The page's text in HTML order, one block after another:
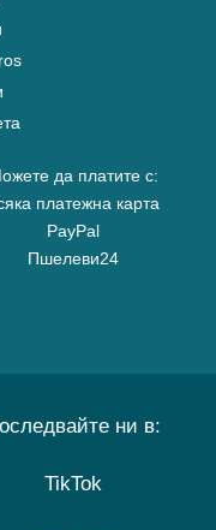
да платите с:
платежна карта
PayPal
Пшелеви24
ни в:
TikTok